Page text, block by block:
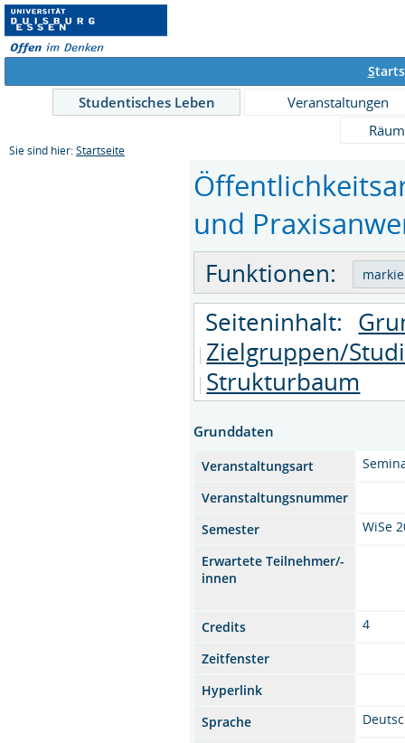
S
Studentisches Leben
Veranstaltungen
Sie sind hier: Startseite
und
Funktionen:
Seiteninhalt:
Zielgruppen/
Strukturbaum
Grunddaten
Veranstaltungsart
Veranstaltungsnummer
Semester
WiSe
Erwartete Teilnehmer/-
innen
Credits
4
Zeitfenster
Hyperlink
Sprache